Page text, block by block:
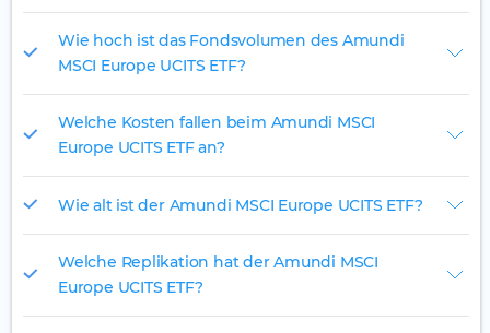
Wie hoch ist das Fondsvolumen des Amundi
MSCI Europe UCITS ETF?
Welche Kosten fallen beim Amundi MSCI
Europe UCITS ETF an?
Wie alt ist der Amundi MSCI Europe UCITS ETF?
Welche Replikation hat der Amundi MSCI
Europe UCITS ETF?